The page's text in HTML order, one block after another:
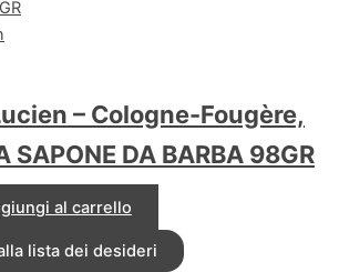
– Cologne-Fougère,
SAPONE DA BARBA 98GR
al carrello
lista dei desideri